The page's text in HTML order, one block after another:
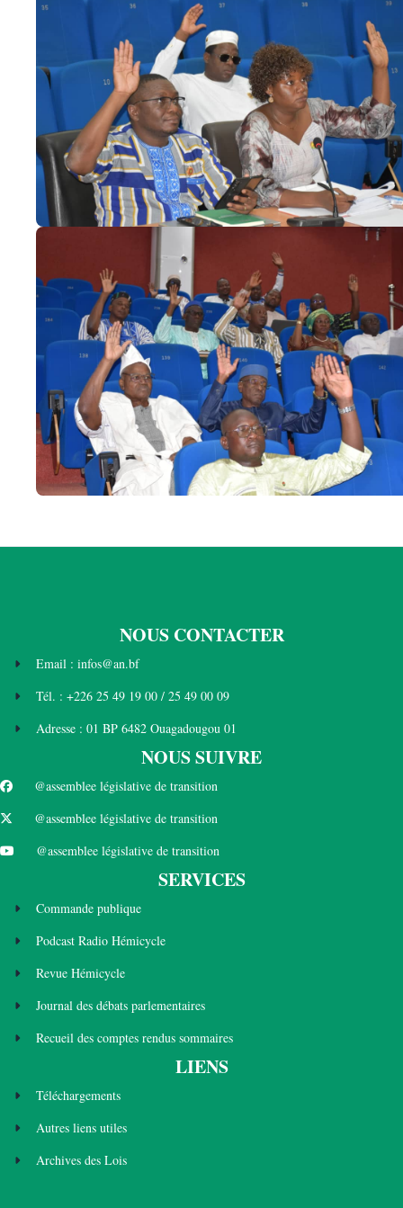
NOUS CONTACTER
Email : infos@an.bf
Tél. : +226 25 49 19 00 / 25 49 00 09
Adresse : 01 BP 6482 Ouagadougou 01
NOUS SUIVRE
@assemblee législative de transition
@assemblee législative de transition
@assemblee législative de transition
SERVICES
Commande publique
Podcast Radio Hémicycle
Revue Hémicycle
Journal des débats parlementaires
Recueil des comptes rendus sommaires
LIENS
Téléchargements
Autres liens utiles
Archives des Lois